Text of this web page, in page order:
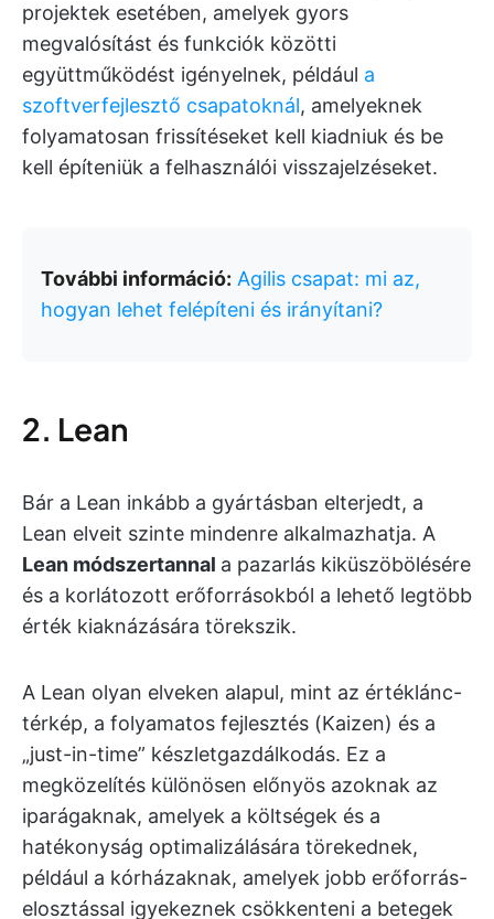
projektek esetében, amelyek gyors
megvalósítást és funkciók közötti
együttműködést igényelnek, például a
szoftverfejlesztő csapatoknál, amelyeknek
folyamatosan frissítéseket kell kiadniuk és be
kell építeniük a felhasználói visszajelzéseket.
További információ: Agilis csapat: mi az,
hogyan lehet felépíteni és irányítani?
2. Lean
Bár a Lean inkább a gyártásban elterjedt, a
Lean elveit szinte mindenre alkalmazhatja. A
Lean módszertannal a pazarlás kiküszöbölésére
és a korlátozott erőforrásokból a lehető legtöbb
érték kiaknázására törekszik.
A Lean olyan elveken alapul, mint az értéklánc-
térkép, a folyamatos fejlesztés (Kaizen) és a
„just-in-time” készletgazdálkodás. Ez a
megközelítés különösen előnyös azoknak az
iparágaknak, amelyek a költségek és a
hatékonyság optimalizálására törekednek,
például a kórházaknak, amelyek jobb erőforrás-
elosztással igyekeznek csökkenteni a betegek